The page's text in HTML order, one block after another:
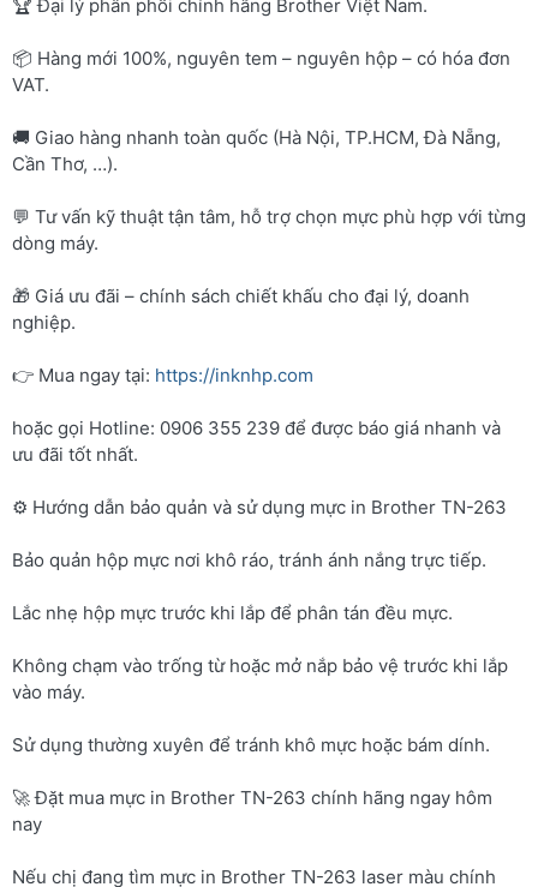
🏆 Đại lý phân phối chính hãng Brother Việt Nam.
📦 Hàng mới 100%, nguyên tem – nguyên hộp – có hóa đơn
VAT.
🚚 Giao hàng nhanh toàn quốc (Hà Nội, TP.HCM, Đà Nẵng,
Cần Thơ, …).
💬 Tư vấn kỹ thuật tận tâm, hỗ trợ chọn mực phù hợp với từng
dòng máy.
🎁 Giá ưu đãi – chính sách chiết khấu cho đại lý, doanh
nghiệp.
👉 Mua ngay tại: https://inknhp.com
hoặc gọi Hotline: 0906 355 239 để được báo giá nhanh và
ưu đãi tốt nhất.
⚙️ Hướng dẫn bảo quản và sử dụng mực in Brother TN-263
Bảo quản hộp mực nơi khô ráo, tránh ánh nắng trực tiếp.
Lắc nhẹ hộp mực trước khi lắp để phân tán đều mực.
Không chạm vào trống từ hoặc mở nắp bảo vệ trước khi lắp
vào máy.
Sử dụng thường xuyên để tránh khô mực hoặc bám dính.
🚀 Đặt mua mực in Brother TN-263 chính hãng ngay hôm
nay
Nếu chị đang tìm mực in Brother TN-263 laser màu chính